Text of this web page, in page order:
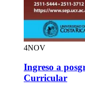
4NOV
Ingreso a
Curricular